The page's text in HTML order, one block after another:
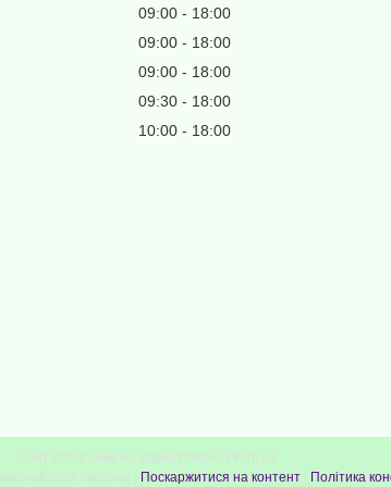
09:00
18:00
09:00
18:00
09:00
18:00
09:30
18:00
10:00 18:00
Сайт створений на маркетплейсі Prom.ua
Поскаржитися на контент Політика